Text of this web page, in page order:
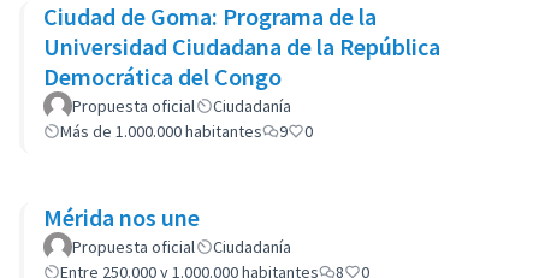
Ciudad de Goma: Programa de la
Universidad Ciudadana de la República
Democrática del Congo
Propuesta oficial
Ciudadanía
Más de 1.000.000 habitantes
9 0
Mérida nos une
Propuesta oficial
Ciudadanía
Entre 250.000 y 1.000.000 habitantes
8 0